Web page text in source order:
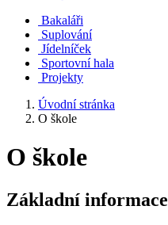
Bakaláři
Suplování
Jídelníček
Sportovní hala
Projekty
Úvodní stránka
O škole
O škole
Základní informace